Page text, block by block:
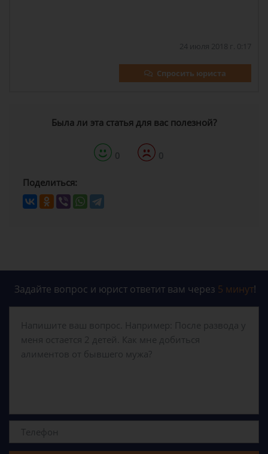
24 июля 2018 г. 0:17
Спросить юриста
Была ли эта статья для вас полезной?
0 0
Поделиться:
Задайте вопрос и юрист ответит вам через 5 минут!